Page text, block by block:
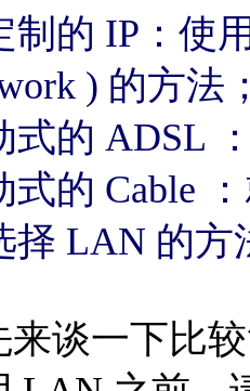
制的 IP：使
) 的方法
式的 ADSL
式的 Cable
择 LAN 的方
来谈一下比